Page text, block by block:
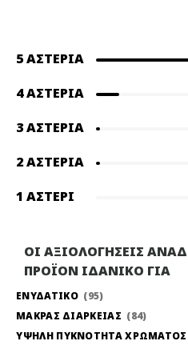
5 ΑΣΤΈΡΙΑ
4 ΑΣΤΈΡΙΑ
3 ΑΣΤΈΡΙΑ
2 ΑΣΤΈΡΙΑ
1 ΑΣΤΈΡΙ
ΟΙ ΑΞΙΟΛΟΓΗΣΕΙΣ
ΠΡΟΪΟΝ ΙΔΑΝΙΚΟ ΓΙΑ
ΕΝΥΔΑΤΙΚΟ
95
ΜΑΚΡΑΣ ΔΙΑΡΚΕΙΑΣ
84
ΥΨΗΛΗ ΠΥΚΝΟΤΗΤΑ ΧΡΩΜΑΤΟΣ